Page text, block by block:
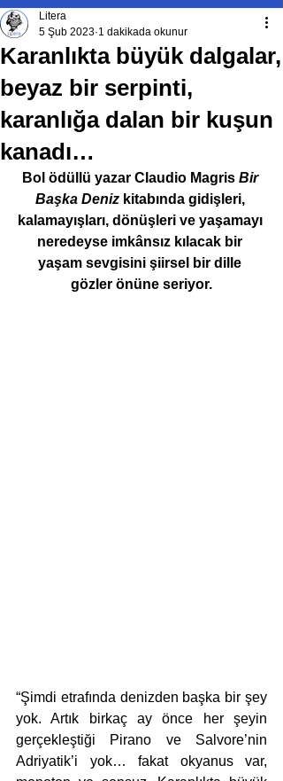
Karanlıkta büyük dalgalar,
beyaz bir serpinti,
karanlığa dalan bir kuşun
kanadı…
Litera
5 Şub 2023 1 dakikada okunur
Bol ödüllü yazar Claudio Magris Bir
Başka Deniz kitabında gidişleri,
kalamayışları, dönüşleri ve yaşamayı
neredeyse imkânsız kılacak bir
yaşam sevgisini şiirsel bir dille
gözler önüne seriyor.
“Şimdi etrafında denizden başka bir şey
yok. Artık birkaç ay önce her şeyin
gerçekleştiği Pirano ve Salvore’nin
Adriyatik’i yok… fakat okyanus var,